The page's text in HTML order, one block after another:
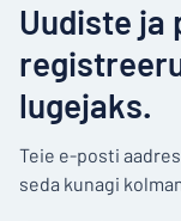
Uudiste ja
lugejaks.
Teie e-posti
seda kunagi